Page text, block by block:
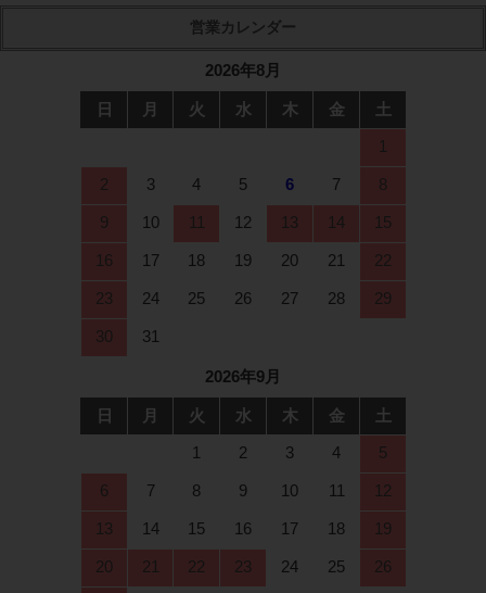
2026年8月
日 月 火 水 木 金
土
1
2 3 4 5 6 7 8
9 10 11 12 13 14 15
16 17 18 19 20 21 22
23 24 25 26 27 28 29
30 31
2026年9月
日 月 火 水 木 金
土
1
2 3 4 5
6 7 8 9 10 11 12
13 14 15 16 17 18 19
20 21 22 23 24 25 26